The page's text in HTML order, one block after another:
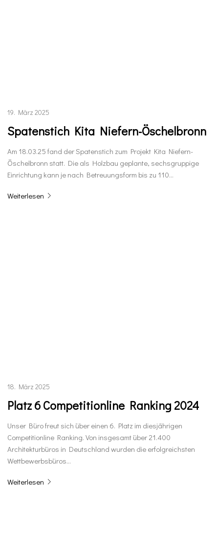
19. März 2025
Spatenstich Kita Niefern-Öschelbronn
Am 18.03.25 fand der Spatenstich zum Projekt Kita Niefern-
Öschelbronn statt. Die als Holzbau geplante, sechsgruppige
Einrichtung kann je nach Betreuungsform bis zu 110…
Weiterlesen
18. März 2025
Platz 6 Competitionline Ranking 2024
Unser Büro freut sich über einen 6. Platz im diesjährigen
Competitionline Ranking. Von insgesamt über 21.400
Architekturbüros in Deutschland wurden die erfolgreichsten
Wettbewerbsbüros…
Weiterlesen